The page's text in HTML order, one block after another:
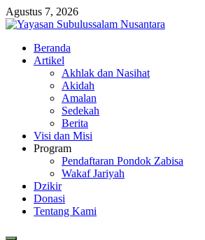
Skip
to
Agustus 7, 2026
Yayasan Subulussalam Nusantara
Yayasan Subulussalam Nusantara – Rumah
Tsabit) Temanggung – Tebar Manfaat untuk
Beranda
Artikel
Akhlak dan Nasihat
Akidah
Amalan
Sedekah
Berita
Visi dan Misi
Program
Pendaftaran Pondok Zabisa
Wakaf Jariyah
Dzikir
Donasi
Tentang Kami